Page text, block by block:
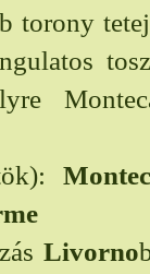
torony
Livorno